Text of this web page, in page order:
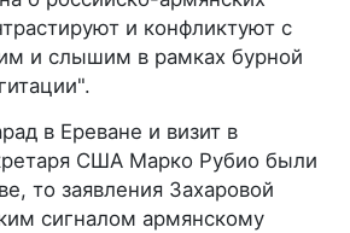
и конфликтуют с
и слышим в рамках бурной
в Ереване и визит в
США Марко Рубио были
то заявления Захаровой
сигналом армянскому